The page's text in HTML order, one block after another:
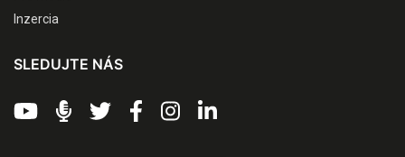
Inzercia
SLEDUJTE NÁS